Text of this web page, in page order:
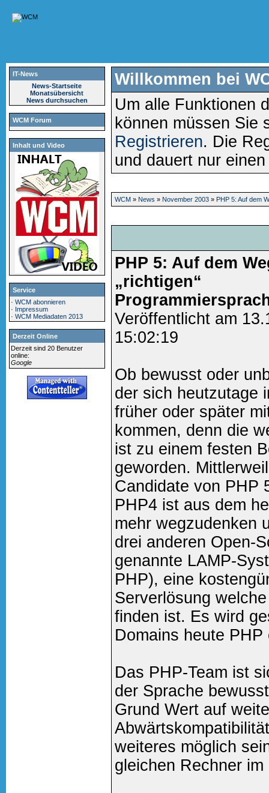
IT-News
News-Startseite
Monatsübersicht
News durchsuchen
WCM Forum
Inhalt und Video
Service
·WCM abonnieren
· Impressum
·WCM Mediadaten 2013
Derzeit Online
Derzeit sind 20 Benutzer
online:
Google
Willkommen bei
Um alle Funktionen
können müssen Sie
Registrieren. Die
und dauert nur
WCM» News » November 2003» PHP 5: Auf dem
PHP 5: Auf dem
„richtigen“
Veröffentlicht am
15:02:19
Ob bewusst oder
der sich heutzutage
früher oder später
kommen, denn die
ist zu einem festen
geworden.
Candidate von PHP
PHP4 ist aus dem
mehr wegzudenken
drei anderen Open-
genannte LAMP-
PHP), eine
Serverlösung
finden ist. Es wird
Domains heute PHP
Das PHP-Team ist
der Sprache
Grund Wert auf
weiteres möglich
gleichen Rechner